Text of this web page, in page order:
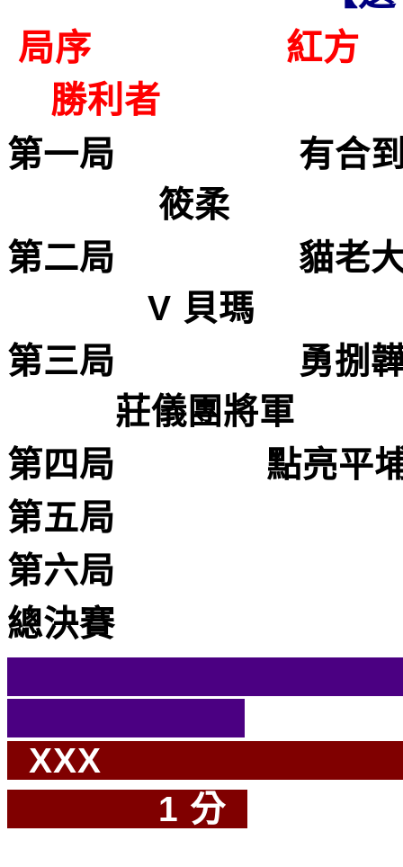
局序
勝利者
第一局
筱
第二局
V 貝瑪
第三局 勇
莊儀團將軍
第四局 點亮
第五局
第六局
總決賽
1 分